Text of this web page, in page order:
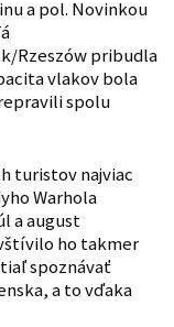
a pol. Novinkou
Rzeszów pribudla
vlakov bola
spolu
turistov najviac
Warhola
a august
ho takmer
spoznávať
a to vďaka